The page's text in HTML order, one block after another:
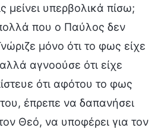
μείνει υπερβολικά πίσω;
που ο Παύλος δεν
μόνο ότι το φως είχε
αγνοούσε ότι είχε
ότι αφότου το φως
έπρεπε να δαπανήσει
Θεό, να υποφέρει για τον